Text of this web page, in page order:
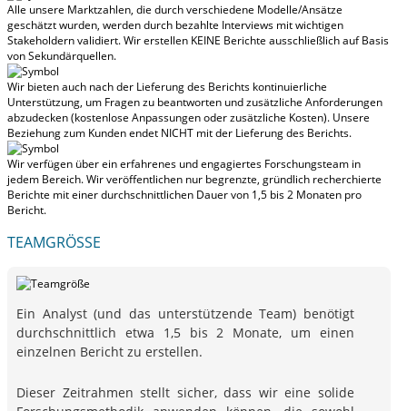
Alle unsere Marktzahlen, die durch verschiedene Modelle/Ansätze
geschätzt wurden, werden durch bezahlte Interviews mit wichtigen
Stakeholdern validiert.Wir erstellen KEINE Berichte ausschließlich auf Basis
von Sekundärquellen.
Wir bieten auch nach der Lieferung des Berichts kontinuierliche
Unterstützung, um Fragen zu beantworten und zusätzliche Anforderungen
abzudecken (kostenlose Anpassungen oder zusätzliche Kosten). Unsere
Beziehung zum Kunden endet NICHT mit der Lieferung des Berichts.
Wir verfügen über ein erfahrenes und engagiertes Forschungsteam in
jedem Bereich. Wir veröffentlichen nur begrenzte, gründlich recherchierte
Berichte miteiner durchschnittlichen Dauer von 1,5 bis 2 Monaten pro
Bericht.
TEAMGRÖSSE
Ein Analyst (und das unterstützende Team) benötigt
durchschnittlich etwa 1,5 bis 2 Monate, um einen
einzelnen Bericht zu erstellen.
Dieser Zeitrahmen stellt sicher, dass wir eine solide